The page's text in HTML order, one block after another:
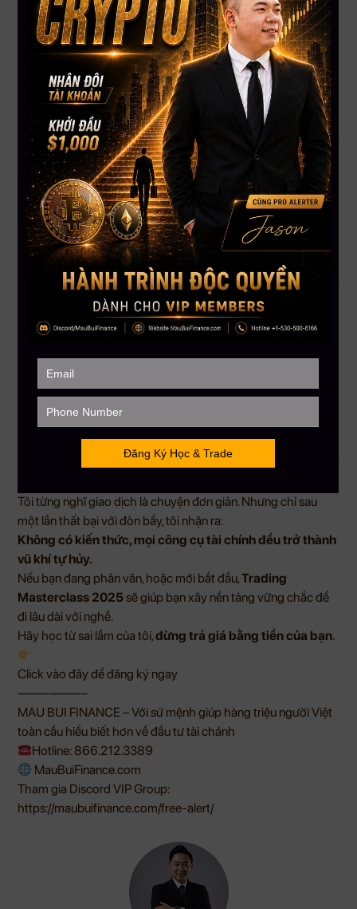
Chiến lược vào lệnh an toàn và hiệu quả
Tính toán rủi rotrước khi nhấn nút “Buy”
Tư duy giao dịch như một nhà đầu tư chuyên nghiệp,
không chạy theo cảm xúc
Nếu bạn đang có số vốn nhỏ, bạn
càng cần hiểu rõ đòn bẩy
và rủi ro, thay vì mù quáng chạy theo lợi nhuận.
Thông tin khóa học Trading Masterclass 2025
Thời gian:Ngày 10 & 11 tháng 10, 2025
Địa điểm:Dallas, Texas, USA
Đăng ký ngay:
https://bit.ly/trading-masterclass-2025
Hotline tư vấn:
866.212.3389
Vì sao bạn nên tham gia?
Học trực tiếp từ chuyên gia có kinh nghiệm thực chiến
Gặp gỡ cộng đồng trader nghiêm túc
Giải đáp 1-1 các tình huống thực tế
❝ Đừng học từ những khoản lỗ của chính bạn – hãy học từ
người đã từng mất tiền để bạn không cần phải trả giá bằng
chính tài khoản của mình. ❞
Tôi từng nghĩ giao dịch là chuyện đơn giản. Nhưng chỉ sau
một lần thất bại với đòn bẩy, tôi nhận ra:
Không có kiến thức, mọi công cụ tài chính đều trở thành
vũ khí tự hủy.
Nếu bạn đang phân vân, hoặc mới bắt đầu,Trading
Masterclass 2025 sẽ giúp bạn xây nền tảng vững chắc để
đi lâu dài với nghề.
Hãy học từ sai lầm của tôi,đừng trả giá bằng tiền của bạn.
Click vào đây để đăng ký ngay
——————–
MAU BUI FINANCE – Với sứ mệnh giúp hàng triệu người Việt
toàn cầu hiểu biết hơn về đầu tư tài chánh
Hotline: 866.212.3389
MauBuiFinance.com
Tham gia Discord VIP Group:
https://maubuifinance.com/free-alert/